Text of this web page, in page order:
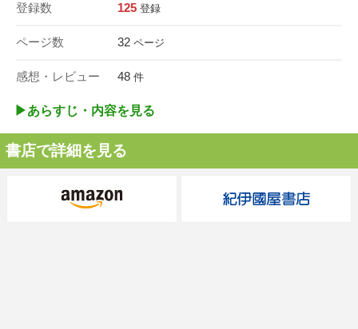
登録数 125 登録
ページ数 32 ページ
感想・レビュー 48 件
▶︎あらすじ・内容を見る
書店で詳細を見る